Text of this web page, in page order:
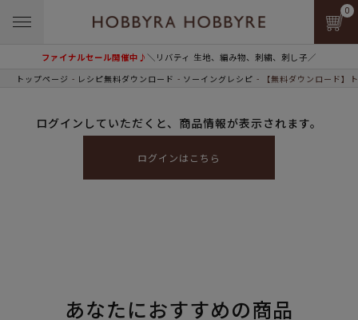
ファイナルセール開催中♪＼リバティ 生地、編み物、刺繍、刺し子／
0
トップページ レシピ無料ダウンロード ソーイングレシピ 【無料ダウンロード】
ログインしていただくと、商品情報が表示されます。
ログインはこちら
あなたにおすすめの商品